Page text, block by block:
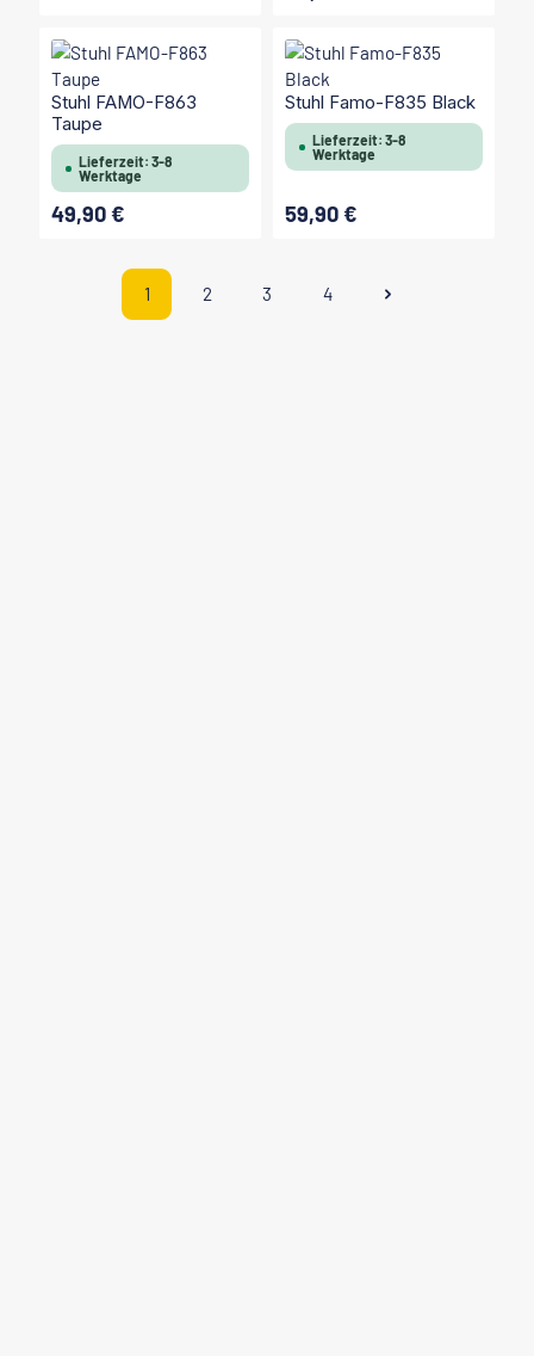
Stuhl FAMO-F863
Taupe
Lieferzeit: 3-8
Werktage
Regulärer Preis:
49,90 €
Stuhl Famo-F835 Black
Lieferzeit: 3-8
Werktage
Regulärer Preis:
59,90 €
Seite
1
Seite
2
Seite
3
Seite
4